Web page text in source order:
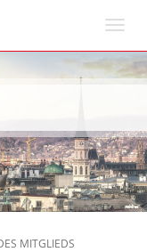
MITGLIEDS